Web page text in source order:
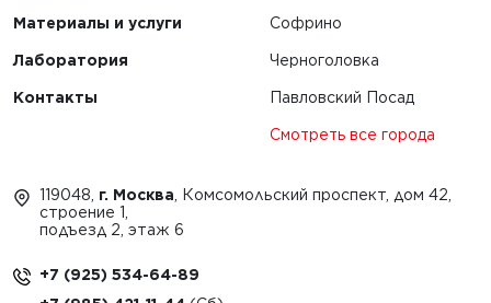
Материалы и услуги
Лаборатория
Контакты
Софрино
Черноголовка
Павловский Посад
Смотреть все города
119048, г. Москва , Комсомольский проспект, дом 42,
строение 1,
подъезд 2, этаж 6
+7 (925) 534-64-89